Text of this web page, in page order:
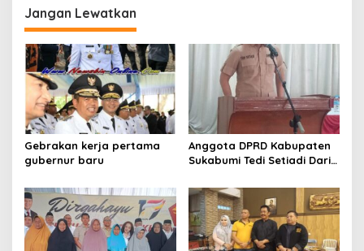
e
r
u
a
n
g
T
i
d
k
h
i
r
a
s
i
p
o
s
Jangan Lewatkan
Gebrakan kerja pertama
gubernur baru
Anggota DPRD Kabupaten
Sukabumi Tedi Setiadi Dari
Musrenbang Di Aula
Kecamatan Parungkuda
Kabupaten Sukabumi